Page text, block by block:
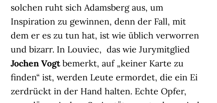
solchen ruht sich Adamsberg aus, um
Inspiration zu gewinnen, denn der Fall, mit
dem er es zu tun hat, ist wie üblich verworren
und bizarr. In Louviec, das wie Jurymitglied
Jochen Vogtbemerkt, auf „keiner Karte zu
finden“ ist, werden Leute ermordet, die ein Ei
zerdrückt in der Hand halten. Echte Opfer,